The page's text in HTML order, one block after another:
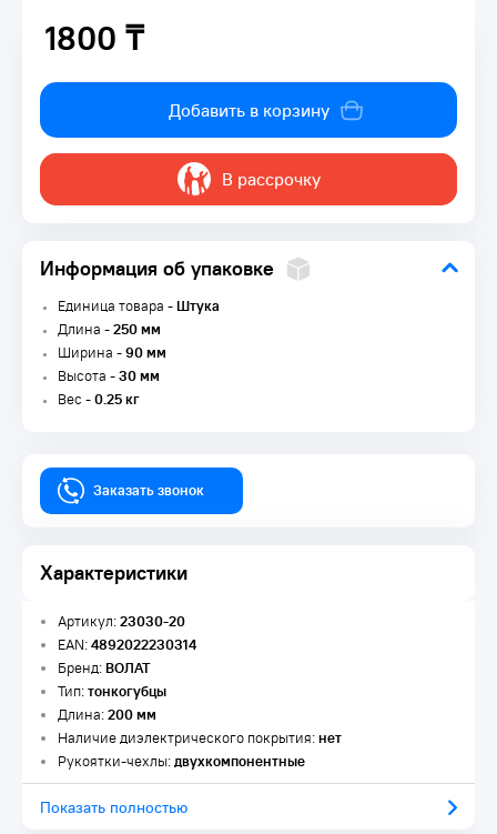
1800 ₸
1800 ₸
Добавить в корзину
В рассрочку
Информация об упаковке
Единица товара -Штука
Длина -250 мм
Ширина -90 мм
Высота -30 мм
Вес -0.25 кг
Заказать звонок
Характеристики
Артикул:23030-20
EAN:4892022230314
Бренд:ВОЛАТ
Тип:тонкогубцы
Длина:200 мм
Наличие диэлектрического покрытия:нет
Рукоятки-чехлы:двухкомпонентные
Показать полностью